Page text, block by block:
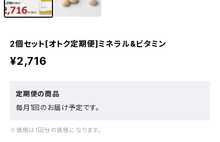
2個セット[オトク定期便]ミネラル&ビタミン
¥2,716
定期便の商品
毎月1回のお届け予定です。
※価格は1回分の価格になります。